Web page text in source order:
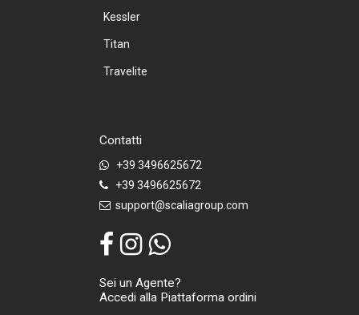
Kessler
Titan
Travelite
Contatti
+39 3496625672
+39 3496625672
support@scaliagroup.com
Sei un Agente?
Accedi alla Piattaforma ordini